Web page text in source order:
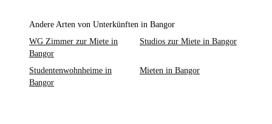
Andere Arten von Unterkünften in Bangor
WG Zimmer zur Miete in
Bangor
Studios zur Miete in Bangor
Studentenwohnheime in
Bangor
Mieten in Bangor